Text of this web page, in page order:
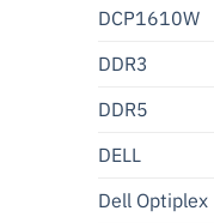
DCP1610W
DDR3
DDR5
DELL
Dell Optiplex